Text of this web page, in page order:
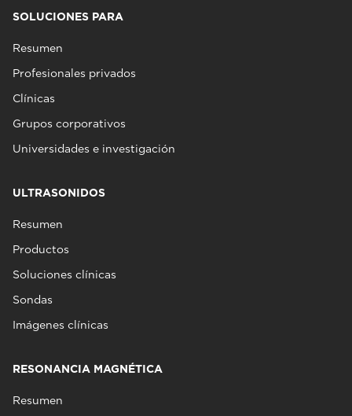
SOLUCIONES PARA
Resumen
Profesionales privados
Clínicas
Grupos corporativos
Universidades e investigación
ULTRASONIDOS
Resumen
Productos
Soluciones clínicas
Sondas
Imágenes clínicas
RESONANCIA MAGNÉTICA
Resumen